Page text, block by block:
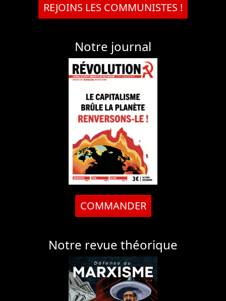
REJOINS LES COMMUNISTES !
Notre journal
COMMANDER
Notre revue théorique